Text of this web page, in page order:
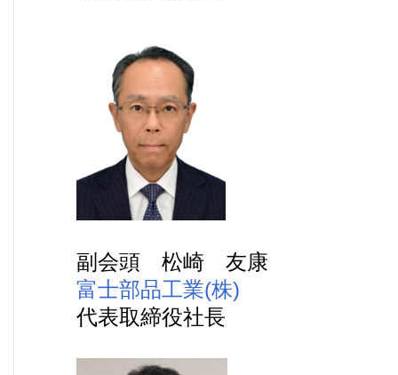
副会頭 松崎 友康
富士部品工業(株)
代表取締役社長